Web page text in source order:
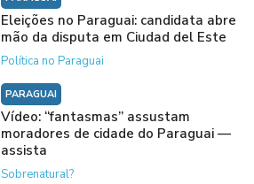
Eleições no Paraguai: candidata abre
mão da disputa em Ciudad del Este
Política no Paraguai
PARAGUAI
Vídeo: “fantasmas” assustam
moradores de cidade do Paraguai —
assista
Sobrenatural?